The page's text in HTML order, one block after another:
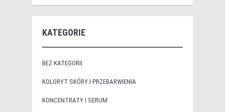
KATEGORIE
BEZ KATEGORII
KOLORYT SKÓRY I PRZEBARWIENIA
KONCENTRATY I SERUM